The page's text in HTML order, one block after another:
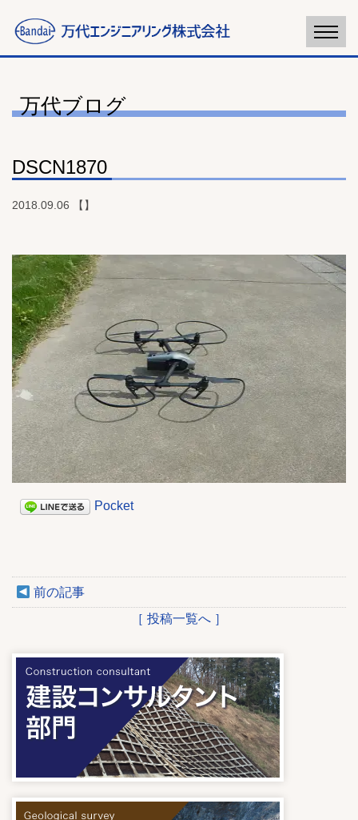
万代ブログ
DSCN1870
2018.09.06 【】
Pocket
前の記事
［ 投稿一覧へ ］